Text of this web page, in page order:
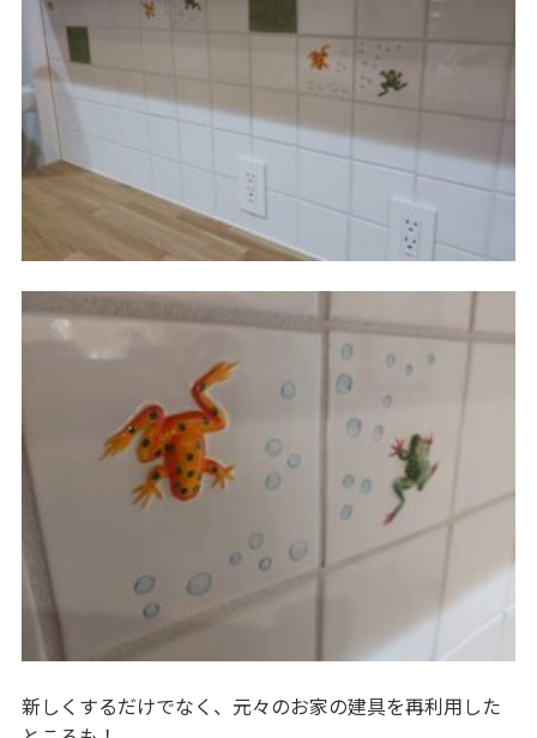
新しくするだけでなく、元々のお家の建具を再利用した